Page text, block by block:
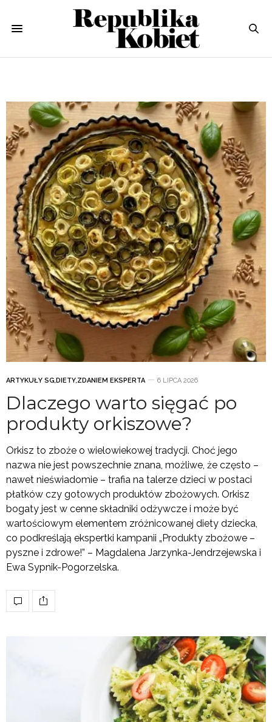
ARTYKUŁY SG,DIETY,ZDANIEM EKSPERTA 6 LIPCA 2026
Dlaczego warto sięgać po
produkty orkiszowe?
Orkisz to zboże o wielowiekowej tradycji. Choć jego
nazwa nie jest powszechnie znana, możliwe, że często –
nawet nieświadomie – trafia na talerze dzieci w postaci
płatków czy gotowych produktów zbożowych. Orkisz
bogaty jest w cenne składniki odżywcze i może być
wartościowym elementem zróżnicowanej diety dziecka,
co podkreślają ekspertki kampanii „Produkty zbożowe –
pyszne i zdrowe!” – Magdalena Jarzynka-Jendrzejewska i
Ewa Sypnik-Pogorzelska.